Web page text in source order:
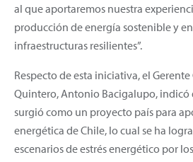
al que aportaremos nuestra
producción de energía sostenible y
infraestructuras resilientes”.
Respecto de esta iniciativa, el Gerente
Quintero, Antonio Bacigalupo, indicó
surgió como un proyecto país para
energética de Chile, lo cual se ha
escenarios de estrés energético por